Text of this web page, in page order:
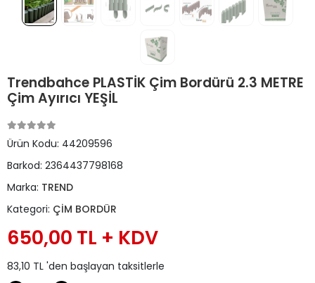
Trendbahce PLASTİK Çim Bordürü 2.3 METRE
Çim Ayırıcı YEŞİL
Ürün Kodu: 44209596
Barkod: 2364437798168
Marka: TREND
Kategori: ÇİM BORDÜR
650,00 TL + KDV
83,10 TL 'den başlayan taksitlerle